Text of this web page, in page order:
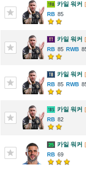
카일 워커
85
카일 워커
85
카일 워커
85
카일 워커
82
카일 워커
69